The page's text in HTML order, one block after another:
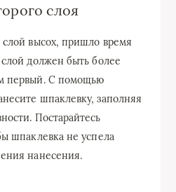
слоя
высох, пришло время
должен быть более
первый. С помощью
шпаклевку, заполняя
Постарайтесь
шпаклевка не успела
нанесения.